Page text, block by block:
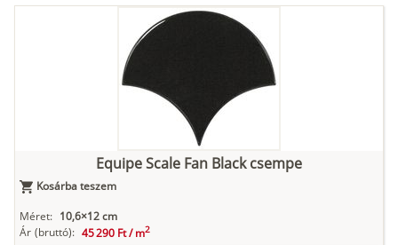
Equipe Scale Fan Black csempe
Kosárba teszem
Méret: 10,6×12 cm
Ár (bruttó): 45 290 Ft /m2